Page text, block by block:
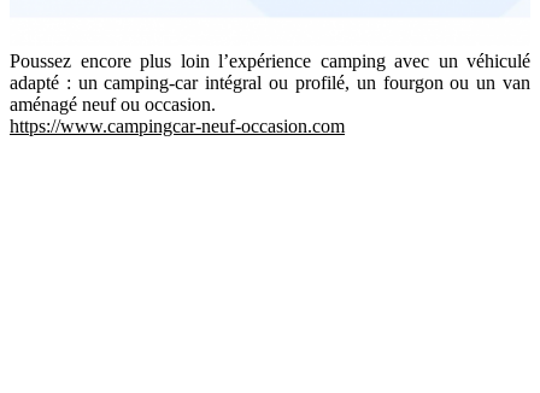
Poussez encore plus loin l’expérience camping avec un véhiculé
adapté : un camping-car intégral ou profilé, un fourgon ou un van
aménagé neuf ou occasion.
https://www.campingcar-neuf-occasion.com